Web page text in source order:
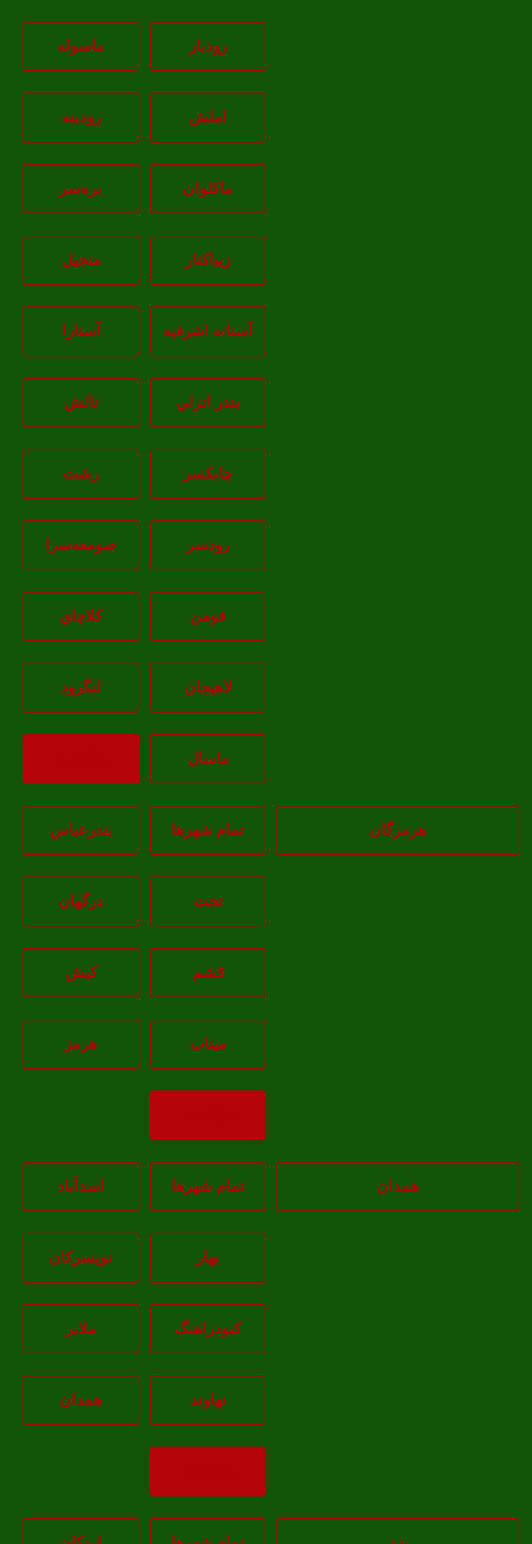
رودبار ماسوله
املش رودبنه
ماکلوان بره‌سر
زیباکنار منجیل
آستانه اشرفيه آستارا
بندر انزلي تالش
چابکسر رشت
رودسر صومعه‌سرا
فومن کلاچاي
لاهيجان لنگرود
ماسال
هرمزگان تمام شهر‌ها بندرعباس
تخت درگهان
قشم کيش
ميناب هرمز
همدان تمام شهر‌ها اسدآباد
تويسرکان
کبودراهنگ ملاير
نهاوند همدان